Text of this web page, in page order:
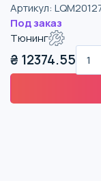
Артикул:
Под заказ
Тюнинг
₴ 12374.55